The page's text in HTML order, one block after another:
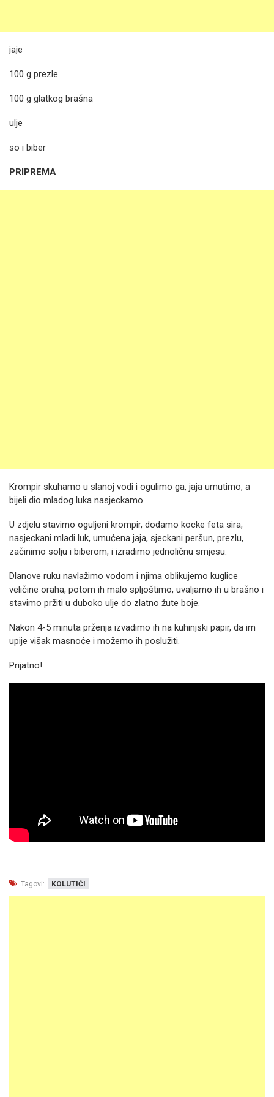
jaje
100 g prezle
100 g glatkog brašna
ulje
so i biber
PRIPREMA
Krompir skuhamo u slanoj vodi i ogulimo ga, jaja umutimo, a
bijeli dio mladog luka nasjeckamo.
U zdjelu stavimo oguljeni krompir, dodamo kocke feta sira,
nasjeckani mladi luk, umućena jaja, sjeckani peršun, prezlu,
začinimo solju i biberom, i izradimo jednoličnu smjesu.
Dlanove ruku navlažimo vodom i njima oblikujemo kuglice
veličine oraha, potom ih malo spljoštimo, uvaljamo ih u brašno i
stavimo pržiti u duboko ulje do zlatno žute boje.
Nakon 4-5 minuta prženja izvadimo ih na kuhinjski papir, da im
upije višak masnoće i možemo ih poslužiti.
Prijatno!
Tagovi: KOLUTIĆI